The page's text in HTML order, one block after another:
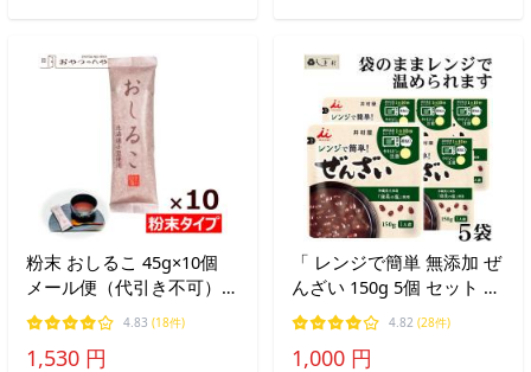
粉末 おしるこ 45g×10個
メール便（代引き不可）
葛湯 汁粉
4.83 (18件)
1,530 円
「 レンジで簡単 無添加 ぜ
んざい 150g 5個 セット 」
井村屋 善哉 和菓子 和 ス
イーツ 1000円ポッキリ 送
料無料 メール便
4.82 (28件)
1,000 円